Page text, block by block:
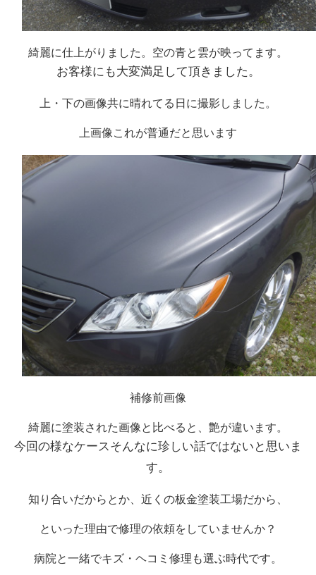
綺麗に仕上がりました。空の青と雲が映ってます。
お客様にも大変満足して頂きました。
上・下の画像共に晴れてる日に撮影しました。
上画像これが普通だと思います
補修前画像
綺麗に塗装された画像と比べると、艶が違います。
今回の様なケースそんなに珍しい話ではないと思いま
す。
知り合いだからとか、近くの板金塗装工場だから、
といった理由で修理の依頼をしていませんか？
病院と一緒でキズ・ヘコミ修理も選ぶ時代です。